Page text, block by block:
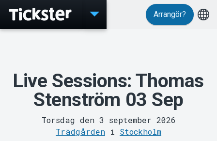
Arrangör?
Live Sessions: Thomas
Stenström 03 Sep
Torsdag den 3 september 2026
Trädgården i Stockholm